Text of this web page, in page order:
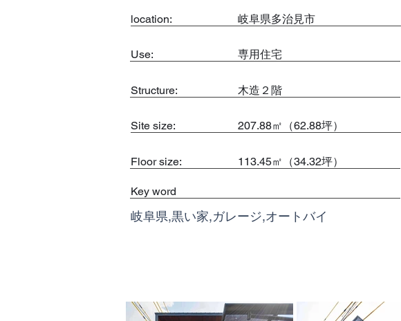
location: 岐阜県多治見市
Use: 専用住宅
​Structure: 木造２階
Site size: 207.88㎡（62.88坪）
Floor size: 113.45㎡（34.32坪）
Key word
岐阜県,黒い家,ガレージ,オートバイ